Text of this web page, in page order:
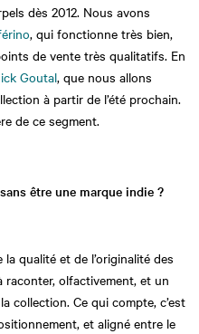
dès 2012. Nous avons
, qui fonctionne très bien,
de vente très qualitatifs. En
Goutal, que nous allons
à partir de l’été prochain.
de ce segment.
être une marque indie ?
qualité et de l’originalité des
olfactivement, et un
collection. Ce qui compte, c’est
et aligné entre le